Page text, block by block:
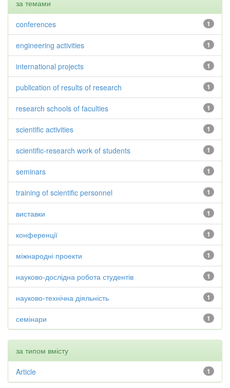
за темами
1
conferences
1
engineering activities
1
international projects
1
publication of results of research
1
research schools of faculties
1
scientific activities
1
scientific-research work of students
1
seminars
1
training of scientific personnel
1
виставки
1
конференції
1
міжнародні проекти
1
науково-дослідна робота студентів
1
науково-технічна діяльність
1
семінари
за типом вмісту
1
Article